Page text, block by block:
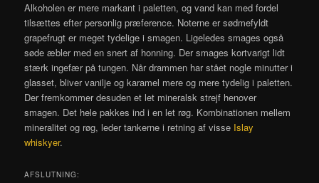
Alkoholen er mere markant i paletten, og vand kan med fordel
tilsættes efter personlig præference. Noterne er sødmefyldt
grapefrugt er meget tydelige i smagen. Ligeledes smages også
søde æbler med en snert af honning. Der smages kortvarigt lidt
stærk ingefær på tungen. Når drammen har stået nogle minutter i
glasset, bliver vanilje og karamel mere og mere tydelig i paletten.
Der fremkommer desuden et let mineralsk strejf henover
smagen. Det hele pakkes ind i en let røg. Kombinationen mellem
mineralitet og røg, leder tankerne i retning af visse Islay
whiskyer.
AFSLUTNING: